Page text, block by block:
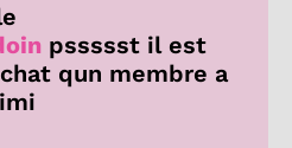
pssssst il est
qun membre a